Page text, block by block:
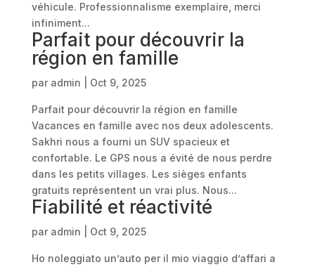
véhicule. Professionnalisme exemplaire, merci
infiniment...
Parfait pour découvrir la
région en famille
par admin Oct 9, 2025
Parfait pour découvrir la région en famille
Vacances en famille avec nos deux adolescents.
Sakhri nous a fourni un SUV spacieux et
confortable. Le GPS nous a évité de nous perdre
dans les petits villages. Les sièges enfants
gratuits représentent un vrai plus. Nous...
Fiabilité et réactivité
par admin Oct 9, 2025
Ho noleggiato un’auto per il mio viaggio d’affari a